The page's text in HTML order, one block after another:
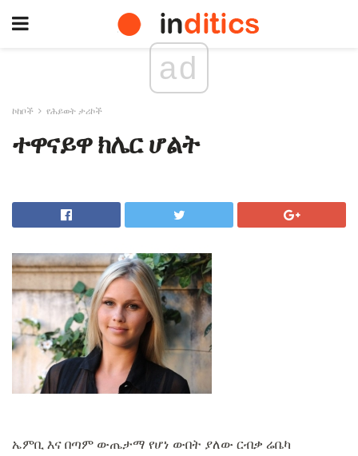
ad
ኮከቦች የሕይወት ታሪኮች
ተዋናይዋ ክሌር ሆልት
ኤምቢ እና በጣም ውጤታማ የሆነ ውበት ያለው ርብቃ ሬቤካ